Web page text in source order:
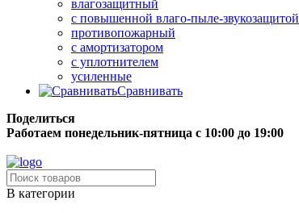
влагозащитный
с повышенной влаго-пыле-звукозащитой
противопожарный
с амортизатором
с уплотнителем
усиленные
Сравнивать
Поделиться
Работаем понедельник-пятница с 10:00 до 19:00
В категории